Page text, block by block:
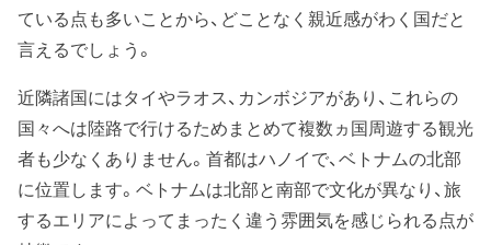
ている点も多いことから、どことなく親近感がわく国だと
言えるでしょう。
近隣諸国にはタイやラオス、カンボジアがあり、これらの
国々へは陸路で行けるためまとめて複数ヵ国周遊する観光
者も少なくありません。首都はハノイで、ベトナムの北部
に位置します。ベトナムは北部と南部で文化が異なり、旅
するエリアによってまったく違う雰囲気を感じられる点が